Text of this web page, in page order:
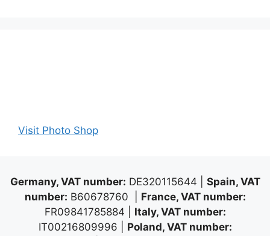
Visit Photo Shop
Germany, VAT number: DE320115644 | Spain, VAT
number: B60678760 | France, VAT number:
FR09841785884 | Italy, VAT number:
IT00216809996 | Poland, VAT number: